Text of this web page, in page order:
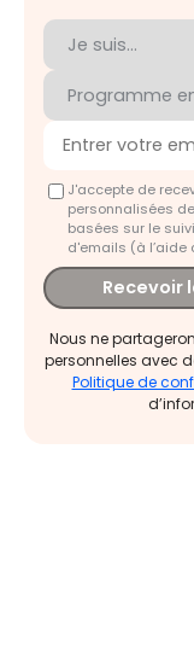
J'accepte de
personnalisées
basées sur le
d'emails (à l’aide
Recevoir
Nous ne
personnelles avec
Politique de